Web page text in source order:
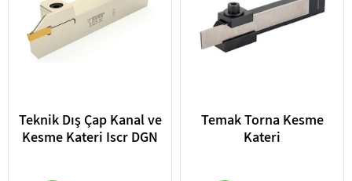
Teknik Dış Çap Kanal ve
Kesme Kateri Iscr DGN
Temak Torna Kesme
Kateri